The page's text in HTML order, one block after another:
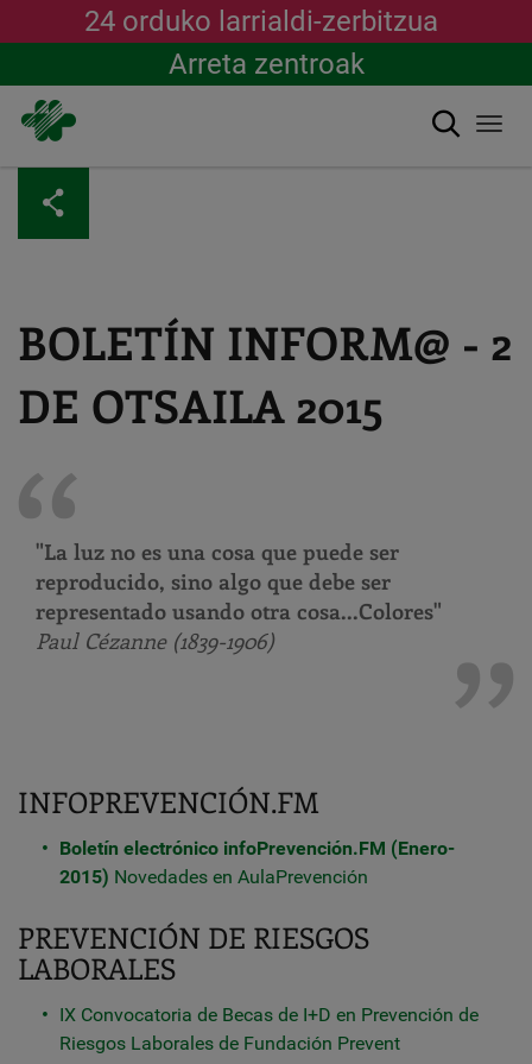
content
24 orduko larrialdi-zerbitzua
Arreta zentroak
Bilatu
BOLETÍN INFORM@ - 2
DE OTSAILA 2015
"La luz no es una cosa que puede ser
reproducido, sino algo que debe ser
representado usando otra cosa...Colores"
Paul Cézanne (1839-1906)
INFOPREVENCIÓN.FM
Boletín electrónico infoPrevención.FM (Enero-
2015) Novedades en AulaPrevención
PREVENCIÓN DE RIESGOS
LABORALES
IX Convocatoria de Becas de I+D en Prevención de
Riesgos Laborales de Fundación Prevent